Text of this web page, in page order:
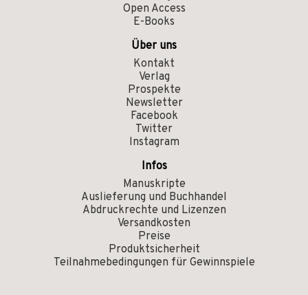
Open Access
E-Books
Über uns
Kontakt
Verlag
Prospekte
Newsletter
Facebook
Twitter
Instagram
Infos
Manuskripte
Auslieferung und Buchhandel
Abdruckrechte und Lizenzen
Versandkosten
Preise
Produktsicherheit
Teilnahmebedingungen für Gewinnspiele